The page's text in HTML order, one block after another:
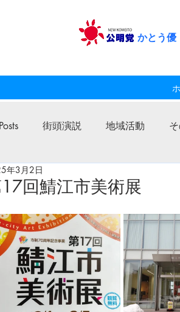
かとう
街頭演説 地域活動
公明党
回鯖江市美術展
年3月2日